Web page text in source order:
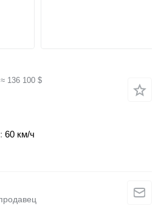
≈ 136 100 $
60 км/ч